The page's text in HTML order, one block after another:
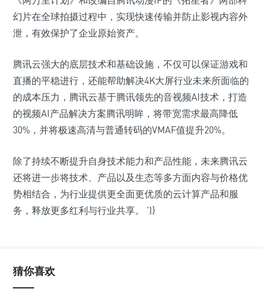
幻片在全球拍摄过程中，实现快速传输并防止影视内容外
泄，有效保护了企业原始资产。
腾讯云强大的底层技术和基础设施，不仅可以保证游戏和
直播的平稳进行，还能帮助解决4K大屏行业未来所面临的
的成本压力，腾讯云基于腾讯领先的音视频AI技术，打造
的视频AI产品解决方案腾讯明眸，将带宽需求最高降低
30%，并将极速高清与普通转码的VMAF值提升20%。
除了持续不断提升自身技术能力和产品性能，未来腾讯云
还将进一步将技术、产品以及生态等多方面内容与价格优
势相结合，为行业提供更全面更优质的云计算产品和服
务，释放更多红利与行业共享。 ')}
猜你喜欢